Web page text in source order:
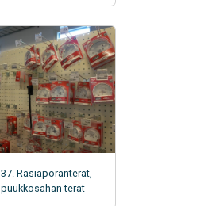
37. Rasiaporanterät,
puukkosahan terät